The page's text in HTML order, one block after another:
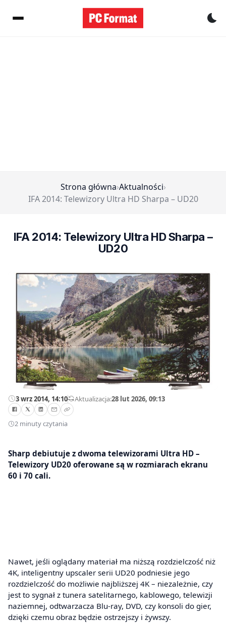
Strona główna›Aktualności›
IFA 2014: Telewizory Ultra HD Sharpa – UD20
IFA 2014: Telewizory Ultra HD Sharpa –
UD20
3 wrz 2014, 14:10—Aktualizacja:28 lut 2026, 09:13
2 minuty czytania
Sharp debiutuje z dwoma telewizorami Ultra HD –
Telewizory UD20 oferowane są w rozmiarach ekranu
60 i 70 cali.
Nawet, jeśli oglądany materiał ma niższą rozdzielczość niż
4K, inteligentny upscaler serii UD20 podniesie jego
rozdzielczość do możliwie najbliższej 4K – niezależnie, czy
jest to sygnał z tunera satelitarnego, kablowego, telewizji
naziemnej, odtwarzacza Blu-ray, DVD, czy konsoli do gier,
dzięki czemu obraz będzie ostrzejszy i żywszy.